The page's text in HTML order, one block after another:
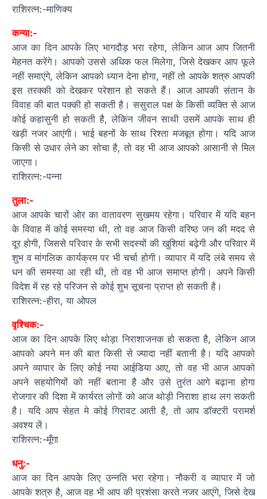
राशिरत्न:-माणिक्य
कन्या:-
आज का दिन आपके लिए भागदौड़ भरा रहेगा, लेकिन आज आप जितनी
मेहनत करेंगे। आपको उससे अधिक फल मिलेगा, जिसे देखकर आप फूले
नहीं समाएंगे, लेकिन आपको ध्यान देना होगा, नहीं तो आपके शत्रु आपकी
इस तरक्की को देखकर परेशान हो सकते हैं। आज आपकी संतान के
विवाह की बात पक्की हो सकती है। ससुराल पक्ष के किसी व्यक्ति से आज
कोई कहासुनी हो सकती है, लेकिन जीवन साथी उसमें आपके साथ ही
खड़ी नजर आएंगी। भाई बहनों के साथ रिश्ता मजबूत होगा। यदि आज
किसी से उधार लेने का सोचा है, तो वह भी आज आपको आसानी से मिल
जाएगा।
राशिरत्न:-पन्ना
तुला:-
आज आपके चारों ओर का वातावरण सुखमय रहेगा। परिवार में यदि बहन
के विवाह में कोई समस्या थी, तो वह आज किसी वरिष्ठ जन की मदद से
दूर होगी, जिससे परिवार के सभी सदस्यों की खुशियां बढ़ेगी और परिवार में
शुभ व मांगलिक कार्यक्रम पर भी चर्चा होगी। व्यापार में यदि लंबे समय से
धन की समस्या आ रही थी, तो वह भी आज समाप्त होगी। अपने किसी
विदेश में रह रहे परिजन से कोई शुभ सूचना प्राप्त हो सकती है।
राशिरत्न:-हीरा, या ओपल
वृश्चिक:-
आज का दिन आपके लिए थोड़ा निराशाजनक हो सकता है, लेकिन आज
आपको अपने मन की बात किसी से ज्यादा नहीं बतानी है। यदि आपको
अपने व्यापार के लिए कोई नया आईडिया आए, तो वह भी आज आपको
अपने सहयोगियों को नहीं बताना है और उसे तुरंत आगे बढ़ाना होगा
रोजगार की दिशा में कार्यरत लोगों को आज थोड़ी निराशा हाथ लग सकती
है। यदि आप सेहत मे कोई गिरावट आती है, तो आप डॉक्टरी परामर्श
अवश्य लें।
राशिरत्न:-मूँगा
धनु:-
आज का दिन आपके लिए उन्नति भरा रहेगा। नौकरी व व्यापार में जो
आपके शत्रु है, आज वह भी आप की प्रशंसा करते नजर आएंगे, जिसे देख